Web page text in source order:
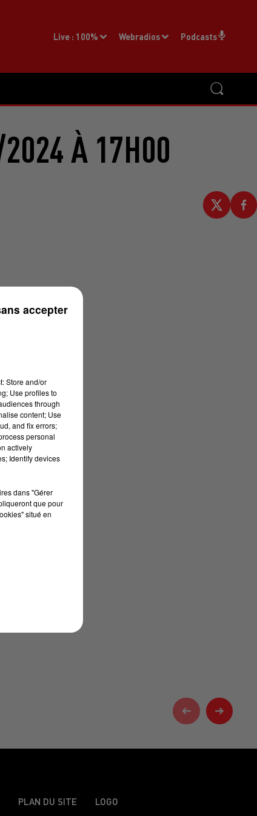
Live : 100% Webradios Podcasts
2024 À 17H00
PLAN DU SITE LOGO
Store and/or
Use profiles to
through
content; Use
and fix errors;
personal
actively
Identify devices
dans "Gérer
que pour
situé en
accepter